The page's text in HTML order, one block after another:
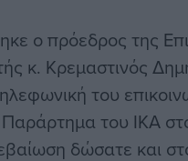
ο πρόεδρος της
κ. Κρεμαστινός
του
Παράρτημα του ΙΚΑ
δώσατε και